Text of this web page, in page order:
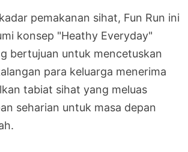
pemakanan sihat, Fun Run ini
konsep "Heathy Everyday"
bertujuan untuk mencetuskan
para keluarga menerima
tabiat sihat yang meluas
seharian untuk masa depan